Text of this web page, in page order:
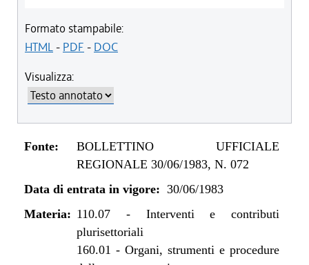
Formato stampabile:
HTML- PDF - DOC
Visualizza:
Fonte:
BOLLETTINO UFFICIALE
REGIONALE 30/06/1983, N. 072
Data di entrata in vigore: 30/06/1983
Materia: 110.07- Interventi e contributi
plurisettoriali
160.01 - Organi, strumenti e procedure